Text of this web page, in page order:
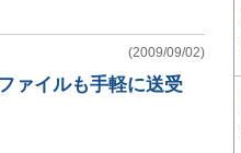
(2009/09/02)
ァイルも手軽に送受